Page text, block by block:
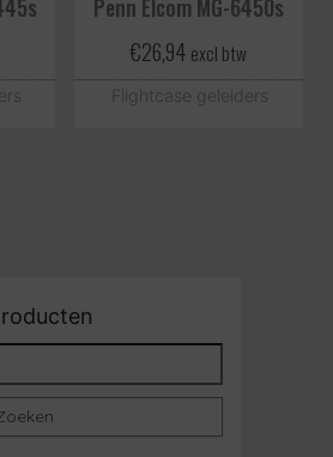
Penn Elcom MG-6450s
€26,94 excl btw
Flightcase geleiders